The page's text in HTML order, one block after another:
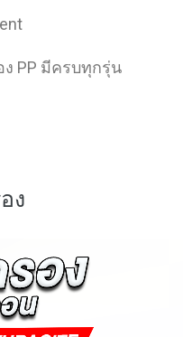
ง PP มีครบทุกรุ่น
ง